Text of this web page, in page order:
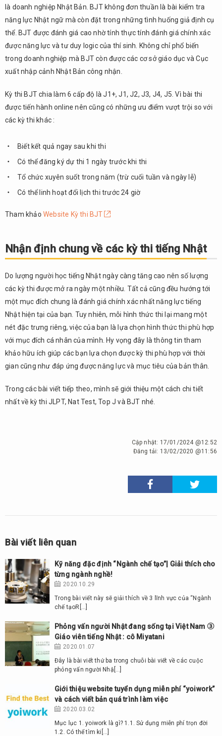
là doanh nghiệp Nhật Bản. BJT không đơn thuần là bài kiểm tra
năng lực Nhật ngữ mà còn đặt trong những tình huống giả định cụ
thể. BJT được đánh giá cao nhờ tính thực tính đánh giá chính xác
được năng lực và tư duy logic của thí sinh. Không chỉ phổ biến
trong doanh nghiệp mà BJT còn được các cơ sở giáo dục và Cục
xuất nhập cảnh Nhật Bản công nhận.
Kỳ thi BJT chia làm 6 cấp độ là J1+, J1, J2, J3, J4, J5. Vì bài thi
được tiến hành online nên cũng có những ưu điểm vượt trội so với
các kỳ thi khác :
Biết kết quả ngay sau khi thi
Có thể đăng ký dự thi 1 ngày trước khi thi
Tổ chức xuyên suốt trong năm (trừ cuối tuần và ngày lễ)
Có thể linh hoạt đổi lịch thi trước 24 giờ
Tham khảo Website Kỳ thi BJT
Nhận định chung về các kỳ thi tiếng Nhật
Do lượng người học tiếng Nhật ngày càng tăng cao nên số lượng
các kỳ thi được mở ra ngày một nhiều. Tất cả cũng đều hướng tới
một mục đích chung là đánh giá chính xác nhất năng lực tiếng
Nhật hiện tại của bạn. Tuy nhiên, mỗi hình thức thi lại mang một
nét đặc trưng riêng, việc của bạn là lựa chọn hình thức thi phù hợp
với mục đích cá nhân của mình. Hy vọng đây là thông tin tham
khảo hữu ích giúp các bạn lựa chọn được kỳ thi phù hợp với thời
gian cũng như đáp ứng được năng lực và mục tiêu của bản thân.
Trong các bài viết tiếp theo, mình sẽ giới thiệu một cách chi tiết
nhất về kỳ thi JLPT, Nat Test, Top J và BJT nhé.
Cập nhật: 17/01/2024 @12:52
Đăng tải: 13/02/2020 @11:56
Bài viết liên quan
Kỹ năng đặc định “Ngành chế tạo”| Giải thích cho
từng ngành nghề!
2020.10.29
Trong bài viết này sẽ giải thích về 3 lĩnh vực của “Ngành
chế tạoR[…]
Phỏng vấn người Nhật đang sống tại Việt Nam ③
Giáo viên tiếng Nhật : cô Miyatani
2020.01.07
Đây là bài viết thứ ba trong chuỗi bài viết về các cuộc
phỏng vấn người Nhậ[…]
Giới thiệu website tuyển dụng miễn phí “yoiwork”
và cách viết bản quá trình làm việc
2020.03.02
Mục lục 1. yoiwork là gì? 1.1. Sử dụng miễn phí trọn đời
1.2. Có thể tìm ki[…]